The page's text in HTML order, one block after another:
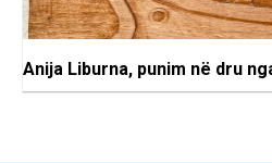
Anija Liburna, punim në dru